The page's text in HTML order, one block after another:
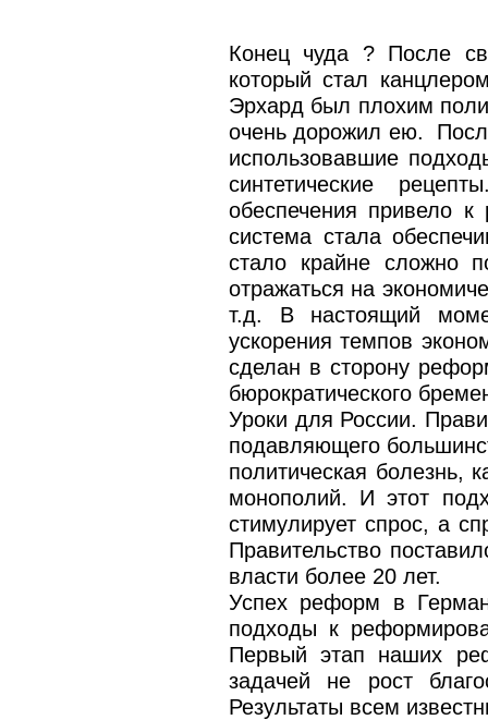
Конец чуда ? После
который стал
Эрхард был плохим
очень дорожил ею.
использовавшие
синтетические
обеспечения привело
система стала
стало крайне сложно
отражаться на
т.д. В настоящий
ускорения темпов
сделан в сторону
бюрократического
Уроки для России.
подавляющего
политическая болезнь,
монополий. И этот
стимулирует спрос, а
Правительство
власти более 20 лет.
Успех реформ в
подходы к
Первый этап наших
задачей не рост
Результаты всем